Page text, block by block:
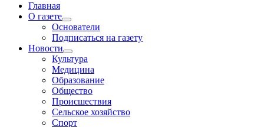
Главная
О газете
Основатели
Подписаться на газету
Новости
Культура
Медицина
Образование
Общество
Происшествия
Сельское хозяйство
Спорт